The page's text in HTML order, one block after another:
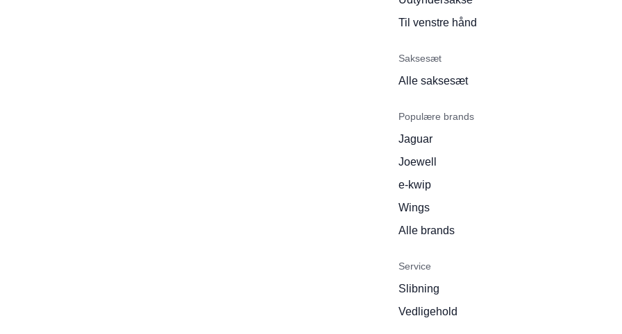
Til venstre hånd
Saksesæt
Alle saksesæt
Populære brands
Jaguar
Joewell
e-kwip
Wings
Alle brands
Service
Slibning
Vedligehold